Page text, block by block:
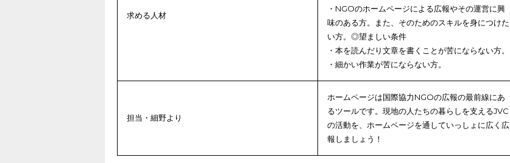
求める人材
・NGOのホームページによる広報やその運営に興
味のある方。また、そのためのスキルを身につけた
い方。◎望ましい条件
・本を読んだり文章を書くことが苦にならない方。
・細かい作業が苦にならない方。
担当・細野より
ホームページは国際協力NGOの広報の最前線にあ
るツールです。現地の人たちの暮らしを支えるJVC
の活動を、ホームページを通していっしょに広く広
報しましょう！